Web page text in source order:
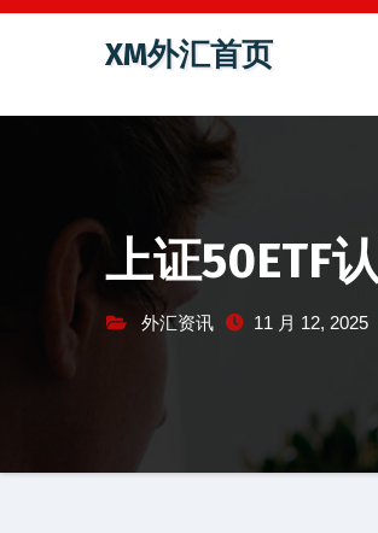
跳
容
XM外汇首页
上证50ETF
外汇资讯 11 月 12, 2025